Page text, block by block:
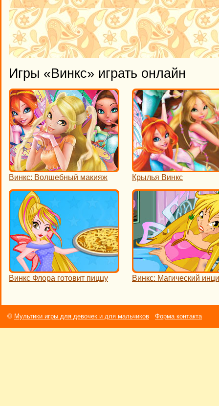
Игры «Винкс» играть онлайн
Винкс: Волшебный макияж Крылья Винкс
Винкс Флора готовит пиццу Винкс: Магический
© Мультики игры для девочек и для мальчиков Форма контакта